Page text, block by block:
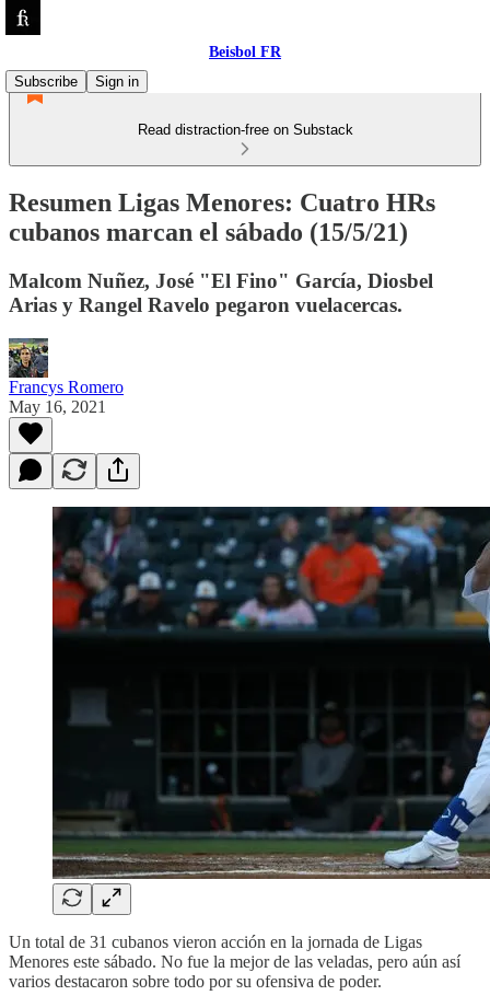
Beisbol FR
Subscribe
Sign in
Read distraction-free on Substack
Resumen Ligas Menores: Cuatro HRs
cubanos marcan el sábado (15/5/21)
Malcom Nuñez, José "El Fino" García, Diosbel
Arias y Rangel Ravelo pegaron vuelacercas.
Francys Romero
May 16, 2021
Un total de 31 cubanos vieron acción en la jornada de Ligas
Menores este sábado. No fue la mejor de las veladas, pero aún así
varios destacaron sobre todo por su ofensiva de poder.